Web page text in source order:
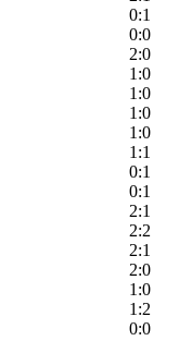
0:1
0:0
2:0
1:0
1:0
1:0
1:0
1:1
0:1
0:1
2:1
2:2
2:1
2:0
1:0
1:2
0:0